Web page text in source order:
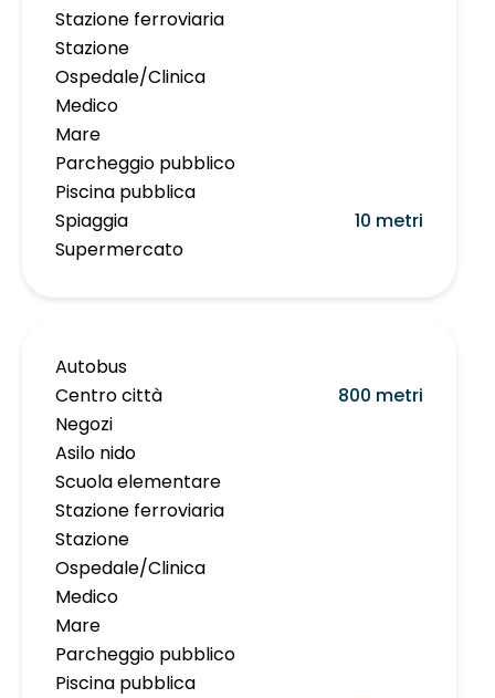
Stazione ferroviaria
Stazione
Ospedale/Clinica
Medico
Mare
Parcheggio pubblico
Piscina pubblica
Spiaggia
10 metri
Supermercato
Autobus
Centro città
800 metri
Negozi
Asilo nido
Scuola elementare
Stazione ferroviaria
Stazione
Ospedale/Clinica
Medico
Mare
Parcheggio pubblico
Piscina pubblica